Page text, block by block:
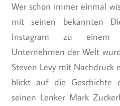
Wer schon immer einmal
mit seinen bekannten
Instagram zu einem
Unternehmen der Welt
Steven Levy mit Nachdruck
blickt auf die Geschichte
seinen Lenker Mark